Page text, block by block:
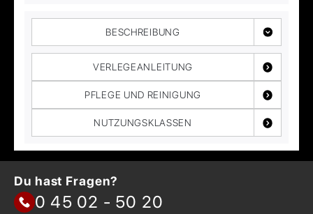
BESCHREIBUNG
VERLEGEANLEITUNG
PFLEGE UND REINIGUNG
NUTZUNGSKLASSEN
Du hast Fragen?
0 45 02 - 50 20